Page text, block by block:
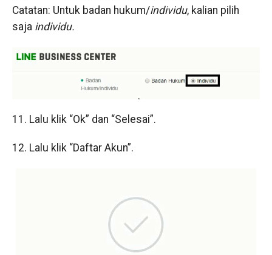
Catatan: Untuk badan hukum/individu, kalian pilih
saja individu.
11. Lalu klik “Ok” dan “Selesai”.
12. Lalu klik “Daftar Akun”.